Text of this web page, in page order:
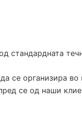
стандардната
се организира во
се од наши